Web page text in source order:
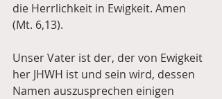
die Herrlichkeit in Ewigkeit. Amen
(Mt. 6,13).
Unser Vater ist der, der von Ewigkeit
her JHWH ist und sein wird, dessen
Namen auszusprechen einigen